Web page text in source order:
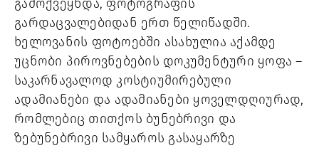
გამოქვეყნდა, ფოტოგრაფის
გარდაცვალებიდან ერთ წელიწადში.
ხელოვანის ფოტოებში ასახულია აქამდე
უცნობი პიროვნებების დოკუმენტური ყოფა –
საკარნავალოდ კოსტიუმირებული
ადამიანები და ადამიანები ყოველდღიურად,
რომლებიც თითქოს ბუნებრივი და
ზებუნებრივი სამყაროს გასაყარზე